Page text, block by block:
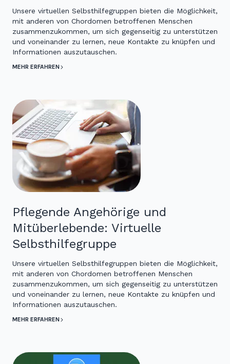
Unsere virtuellen Selbsthilfegruppen bieten die Möglichkeit,
mit anderen von Chordomen betroffenen Menschen
zusammenzukommen, um sich gegenseitig zu unterstützen
und voneinander zu lernen, neue Kontakte zu knüpfen und
Informationen auszutauschen.
MEHR ERFAHREN
Pflegende Angehörige und
Mitüberlebende: Virtuelle
Selbsthilfegruppe
Unsere virtuellen Selbsthilfegruppen bieten die Möglichkeit,
mit anderen von Chordomen betroffenen Menschen
zusammenzukommen, um sich gegenseitig zu unterstützen
und voneinander zu lernen, neue Kontakte zu knüpfen und
Informationen auszutauschen.
MEHR ERFAHREN